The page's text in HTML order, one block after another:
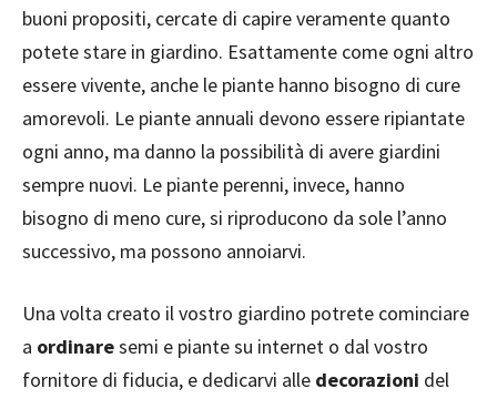
buoni propositi, cercate di capire veramente quanto
potete stare in giardino. Esattamente come ogni altro
essere vivente, anche le piante hanno bisogno di cure
amorevoli. Le piante annuali devono essere ripiantate
ogni anno, ma danno la possibilità di avere giardini
sempre nuovi. Le piante perenni, invece, hanno
bisogno di meno cure, si riproducono da sole l’anno
successivo, ma possono annoiarvi.
Una volta creato il vostro giardino potrete cominciare
a ordinaresemi e piante su internet o dal vostro
fornitore di fiducia, e dedicarvi alle decorazioni del